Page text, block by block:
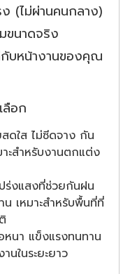
(ไม่ผ่านคนกลาง)
ขนาดจริง
บหน้างานของคุณ
ลือก
ดใส ไม่ซีดจาง กัน
ะสำหรับงานตกแต่ง
ร่งแสงที่ช่วยกันฝน
เหมาะสำหรับพื้นที่ที่
หนา แข็งแรงทนทาน
นในระยะยาว